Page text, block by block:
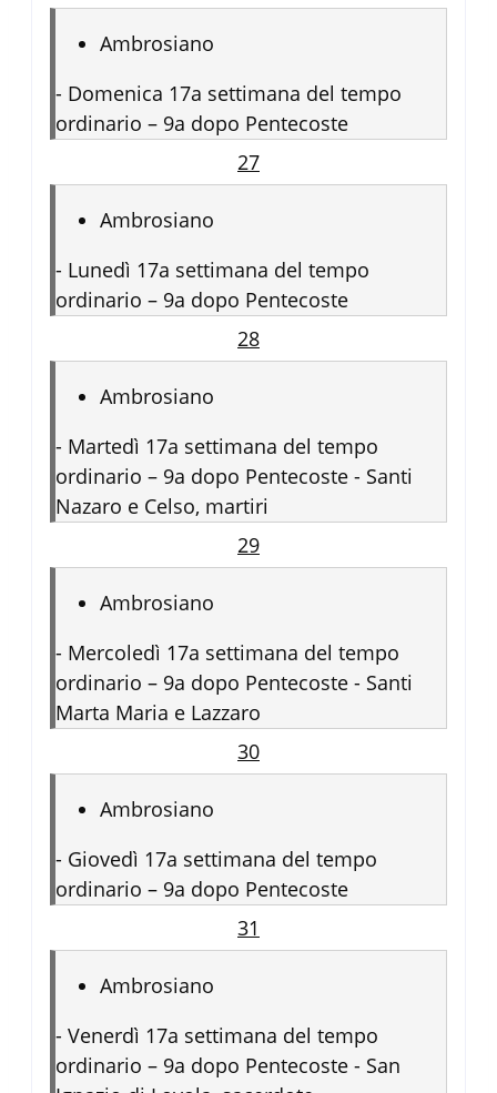
Ambrosiano
- Domenica 17a settimana del tempo
ordinario – 9a dopo Pentecoste
27
Ambrosiano
- Lunedì 17a settimana del tempo
ordinario – 9a dopo Pentecoste
28
Ambrosiano
- Martedì 17a settimana del tempo
ordinario – 9a dopo Pentecoste - Santi
Nazaro e Celso, martiri
29
Ambrosiano
- Mercoledì 17a settimana del tempo
ordinario – 9a dopo Pentecoste - Santi
Marta Maria e Lazzaro
30
Ambrosiano
- Giovedì 17a settimana del tempo
ordinario – 9a dopo Pentecoste
31
Ambrosiano
- Venerdì 17a settimana del tempo
ordinario – 9a dopo Pentecoste - San